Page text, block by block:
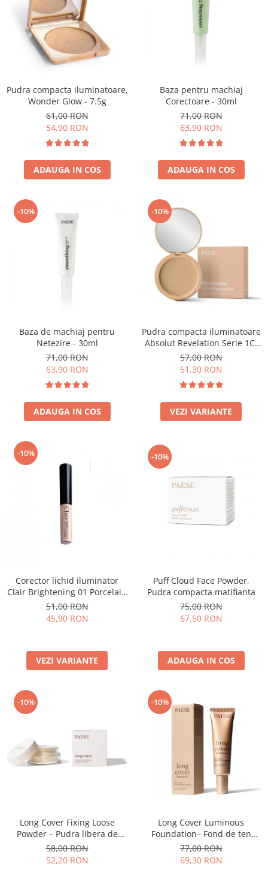
Pudra compacta iluminatoare,
Wonder Glow - 7.5g
61,00 RON
54,90 RON
ADAUGA IN COS
Baza pentru machiaj
Corectoare - 30ml
71,00 RON
63,90 RON
ADAUGA IN COS
-10%
Baza de machiaj pentru
Netezire - 30ml
71,00 RON
63,90 RON
ADAUGA IN COS
-10%
Pudra compacta iluminatoare
Absolut Revelation Serie 1C,
9g
57,00 RON
51,30 RON
VEZI VARIANTE
-10%
Corector lichid iluminator
Clair Brightening 01 Porcelain
- 6ml
51,00 RON
45,90 RON
VEZI VARIANTE
-10%
Puff Cloud Face Powder,
Pudra compacta matifianta
75,00 RON
67,50 RON
ADAUGA IN COS
-10%
Long Cover Fixing Loose
Powder – Pudra libera de
fixare
58,00 RON
52,20 RON
-10%
Long Cover Luminous
Foundation– Fond de ten
luminos
77,00 RON
69,30 RON